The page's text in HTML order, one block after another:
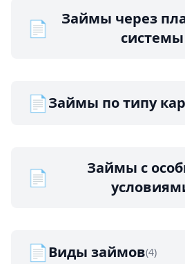
📄
Займы через
системы
📄Займы по типу
📄
Займы с
📄Виды займов(4)